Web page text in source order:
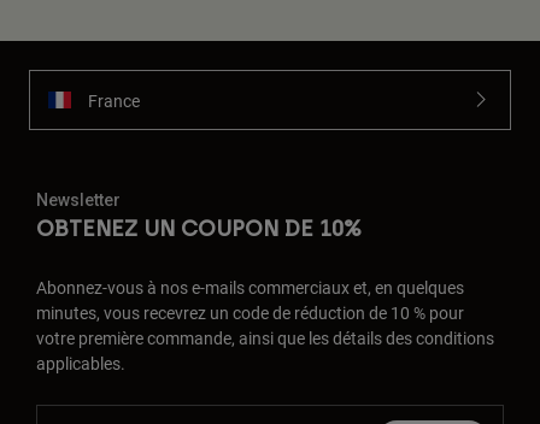
France
Newsletter
OBTENEZ UN COUPON DE 10%
Abonnez-vous à nos e-mails commerciaux et, en quelques
minutes, vous recevrez un code de réduction de 10 % pour
votre première commande, ainsi que les détails des conditions
applicables.